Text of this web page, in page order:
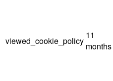
viewed_cookie_policy
11
months